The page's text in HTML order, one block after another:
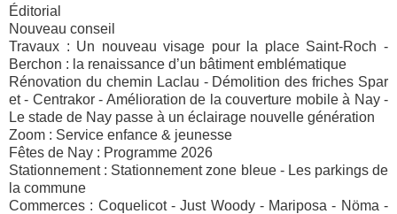
Éditorial
Nouveau conseil
Travaux : Un nouveau visage pour la place Saint-Roch -
Berchon : la renaissance d’un bâtiment emblématique
Rénovation du chemin Laclau - Démolition des friches Spar
et - Centrakor - Amélioration de la couverture mobile à Nay -
Le stade de Nay passe à un éclairage nouvelle génération
Zoom : Service enfance & jeunesse
Fêtes de Nay : Programme 2026
Stationnement : Stationnement zone bleue - Les parkings de
la commune
Commerces : Coquelicot - Just Woody - Mariposa - Nöma -